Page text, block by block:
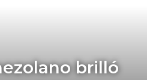
brilló